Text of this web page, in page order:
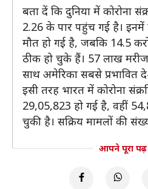
बता दें कि दुनिया में कोरोना
2.26 के पार पहुंच गई है।
मौत हो गई है, जबकि 14.5
ठीक हो चुके हैं। 57 लाख
साथ अमेरिका सबसे प्रभावित
इसी तरह भारत में कोरोना
29,05,823 हो गई है, वहीं
चुकी है। सक्रिय मामलों की
आपने पूरा पढ़